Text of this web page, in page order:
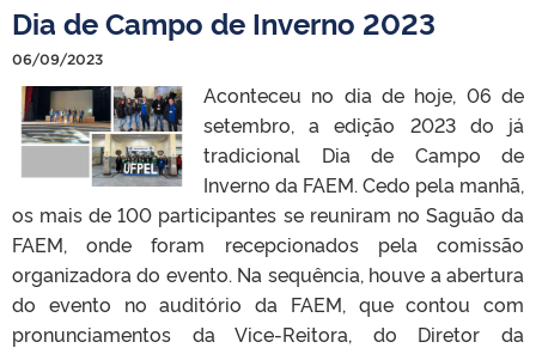
Dia de Campo de Inverno 2023
06/09/2023
Aconteceu no dia de hoje, 06 de
setembro, a edição 2023 do já
tradicional Dia de Campo de
Inverno da FAEM. Cedo pela manhã,
os mais de 100 participantes se reuniram no Saguão da
FAEM, onde foram recepcionados pela comissão
organizadora do evento. Na sequência, houve a abertura
do evento no auditório da FAEM, que contou com
pronunciamentos da Vice-Reitora, do Diretor da